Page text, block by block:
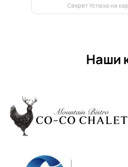
Секрет Успеха на
Наши